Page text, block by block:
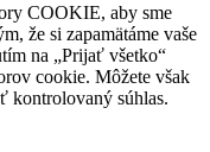
COOKIE, aby sme
že si zapamätáme vaše
na „Prijať všetko“
cookie. Môžete však
kontrolovaný súhlas.